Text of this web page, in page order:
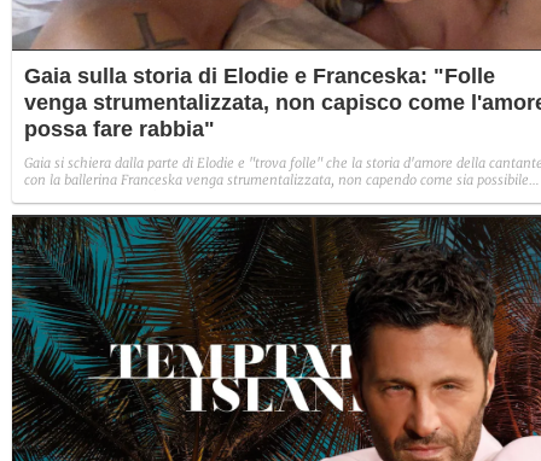
Gaia sulla storia di Elodie e Franceska: "Folle
venga strumentalizzata, non capisco come
possa fare rabbia"
Gaia si schiera dalla parte di Elodie e "trova folle" che la storia d'amore della
con la ballerina Franceska venga strumentalizzata, non capendo come sia possibile